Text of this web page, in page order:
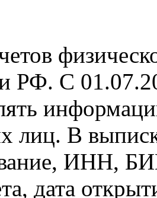
РФ. С
лиц. В
ИНН,
дата